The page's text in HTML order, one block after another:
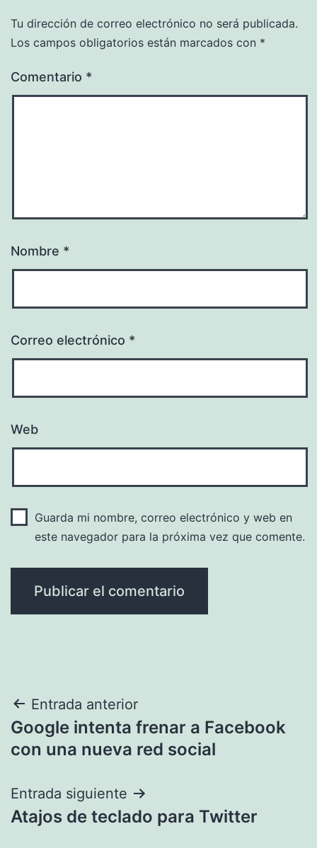
Tu dirección de correo electrónico no será publicada.
Los campos obligatorios están marcados con *
Comentario *
Nombre *
Correo electrónico *
Web
Guarda mi nombre, correo electrónico y web en
este navegador para la próxima vez que comente.
Navegación
de
Entrada anterior
Google intenta frenar a Facebook
con una nueva red social
Entrada siguiente
Atajos de teclado para Twitter